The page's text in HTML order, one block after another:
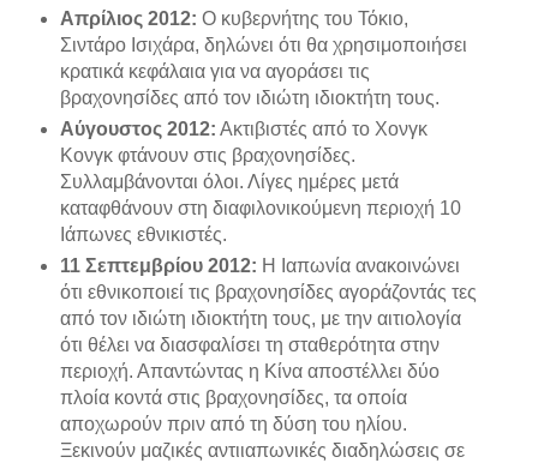
Απρίλιος 2012: Ο κυβερνήτης του Τόκιο,
Σιντάρο Ισιχάρα, δηλώνει ότι θα χρησιμοποιήσει
κρατικά κεφάλαια για να αγοράσει τις
βραχονησίδες από τον ιδιώτη ιδιοκτήτη τους.
Αύγουστος 2012: Ακτιβιστές από το Χονγκ
Κονγκ φτάνουν στις βραχονησίδες.
Συλλαμβάνονται όλοι. Λίγες ημέρες μετά
καταφθάνουν στη διαφιλονικούμενη περιοχή 10
Ιάπωνες εθνικιστές.
11 Σεπτεμβρίου 2012: Η Ιαπωνία ανακοινώνει
ότι εθνικοποιεί τις βραχονησίδες αγοράζοντάς τες
από τον ιδιώτη ιδιοκτήτη τους, με την αιτιολογία
ότι θέλει να διασφαλίσει τη σταθερότητα στην
περιοχή. Απαντώντας η Κίνα αποστέλλει δύο
πλοία κοντά στις βραχονησίδες, τα οποία
αποχωρούν πριν από τη δύση του ηλίου.
Ξεκινούν μαζικές αντιιαπωνικές διαδηλώσεις σε